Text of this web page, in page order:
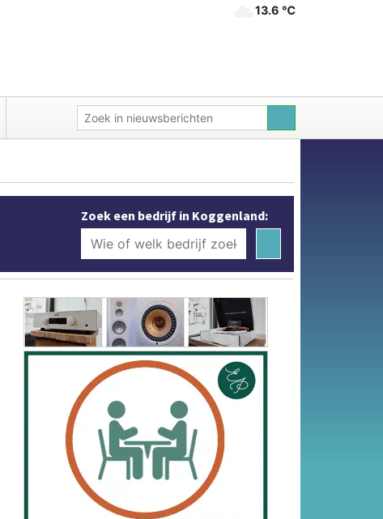
13.6 ℃
Zoek een bedrijf in Koggenland: